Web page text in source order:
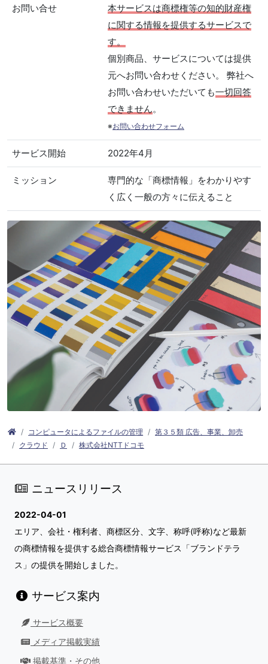
お問い合せ
本サービスは商標権等の知的財産権
に関する情報を提供するサービスで
す。
個別商品、サービスについては提供
元へお問い合わせください。 弊社へ
お問い合わせいただいても一切回答
できません。
※お問い合わせフォーム
サービス開始 2022年4月
ミッション
専門的な「商標情報」をわかりやす
く広く一般の方々に伝えること
コンピュータによるファイルの管理
第３５類 広告、事業、卸売
クラウド
Ｄ 株式会社NTTドコモ
ニュースリリース
2022-04-01
エリア、会社・権利者、商標区分、文字、称呼(呼称)など最新
の商標情報を提供する総合商標情報サービス「ブランドテラ
ス」の提供を開始しました。
サービス案内
サービス概要
メディア掲載実績
掲載基準・その他